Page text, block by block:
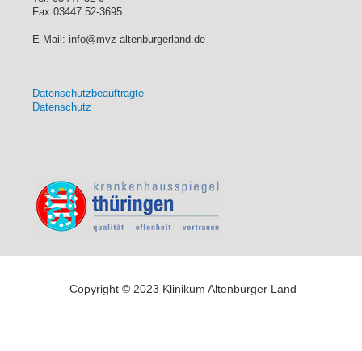
Fax 03447 52-3695
E-Mail: info@mvz-altenburgerland.de
Datenschutzbeauftragte
Datenschutz
Copyright © 2023 Klinikum Altenburger Land